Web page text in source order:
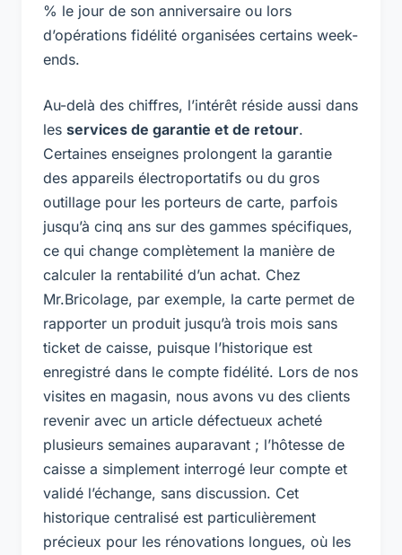
% le jour de son anniversaire ou lors
d’opérations fidélité organisées certains week-
ends.
Au-delà des chiffres, l’intérêt réside aussi dans
les services de garantie et de retour.
Certaines enseignes prolongent la garantie
des appareils électroportatifs ou du gros
outillage pour les porteurs de carte, parfois
jusqu’à cinq ans sur des gammes spécifiques,
ce qui change complètement la manière de
calculer la rentabilité d’un achat. Chez
Mr.Bricolage, par exemple, la carte permet de
rapporter un produit jusqu’à trois mois sans
ticket de caisse, puisque l’historique est
enregistré dans le compte fidélité. Lors de nos
visites en magasin, nous avons vu des clients
revenir avec un article défectueux acheté
plusieurs semaines auparavant ; l’hôtesse de
caisse a simplement interrogé leur compte et
validé l’échange, sans discussion. Cet
historique centralisé est particulièrement
précieux pour les rénovations longues, où les